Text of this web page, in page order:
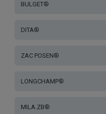
BULGET®
DITA®
ZAC POSEN®
LONGCHAMP®
MILA.ZB®